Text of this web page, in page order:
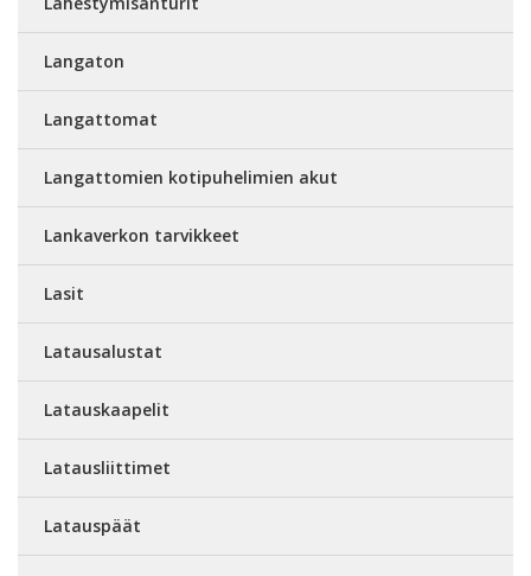
Langaton
Langattomat
Langattomien kotipuhelimien akut
Lankaverkon tarvikkeet
Lasit
Latausalustat
Latauskaapelit
Latausliittimet
Latauspäät